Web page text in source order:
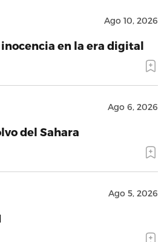
Ago 10, 2026
en la era digital
Ago 6, 2026
del Sahara
Ago 5, 2026